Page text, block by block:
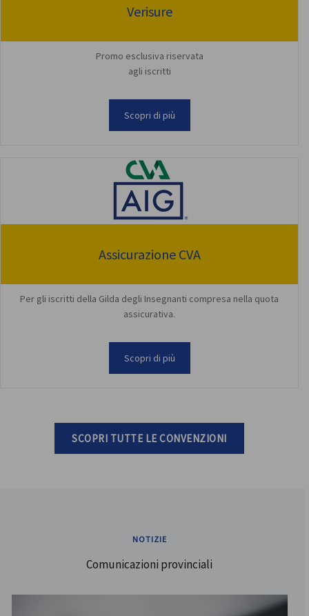
Verisure
Promo esclusiva riservata
agli iscritti
Scopri di più
Assicurazione CVA
Per gli iscritti della Gilda degli Insegnanti compresa nella quota
assicurativa.
Scopri di più
SCOPRI TUTTE LE CONVENZIONI
NOTIZIE
Comunicazioni provinciali